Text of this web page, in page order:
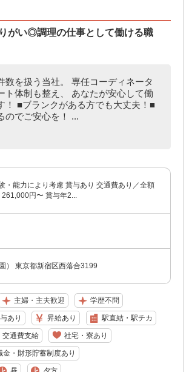
がい◎調理の仕事として働ける職
数を扱う当社。 専任コーディネータ
ト体制も整え、 あなたが安心して働
！ ■ブランクがある方でも大丈夫！■
のでご安心を！ ...
能力により考慮 賞与あり 交通費あり／全額
円〜 賞与年2...
） 東京都新宿区西落合3199
主婦・主夫歓迎 学歴不問
あり 昇給あり 駅直結・駅チカ
交通費支給 社宅・寮あり
金・財形貯蓄制度あり